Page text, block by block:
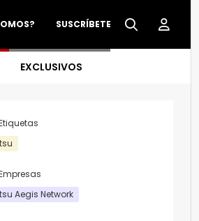
SUSCRÍBETE
EXCLUSIVOS
Aegis Network